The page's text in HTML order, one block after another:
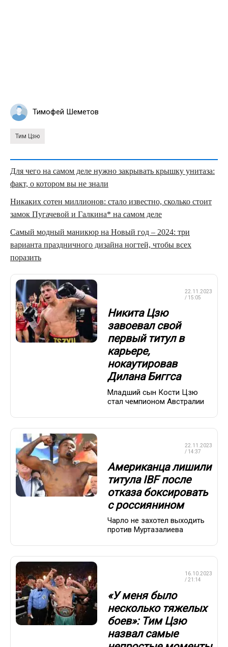
Тимофей Шеметов
Тим Цзю
Для чего на самом деле нужно закрывать крышку унитаза:
факт, о котором вы не знали
Никаких сотен миллионов: стало известно, сколько стоит
замок Пугачевой и Галкина* на самом деле
Самый модный маникюр на Новый год – 2024: три
варианта праздничного дизайна ногтей, чтобы всех
поразить
22.11.2023
/ 15:05
Никита Цзю
завоевал свой
первый титул в
карьере,
нокаутировав
Дилана Биггса
Младший сын Кости Цзю
стал чемпионом Австралии
22.11.2023
/ 14:37
Американца лишили
титула IBF после
отказа боксировать
с россиянином
Чарло не захотел выходить
против Муртазалиева
16.10.2023
/ 21:14
«У меня было
несколько тяжелых
боев»: Тим Цзю
назвал самые